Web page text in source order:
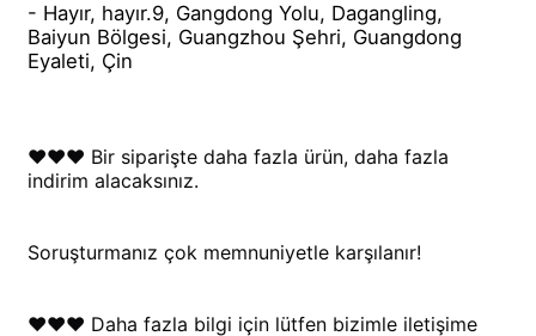
- Hayır, hayır.9, Gangdong Yolu, Dagangling,
Baiyun Bölgesi, Guangzhou Şehri, Guangdong
Eyaleti, Çin
♥♥♥ Bir siparişte daha fazla ürün, daha fazla
indirim alacaksınız.
Soruşturmanız çok memnuniyetle karşılanır!
♥♥♥ Daha fazla bilgi için lütfen bizimle iletişime